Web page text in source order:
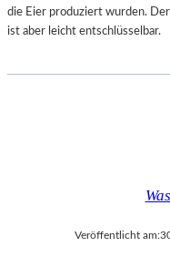
die Eier produziert wurden.
ist aber leicht entschlüsselbar.
Veröffentlicht am: